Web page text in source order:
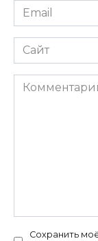
Email
*
Сайт
Комментарий
Сохранить